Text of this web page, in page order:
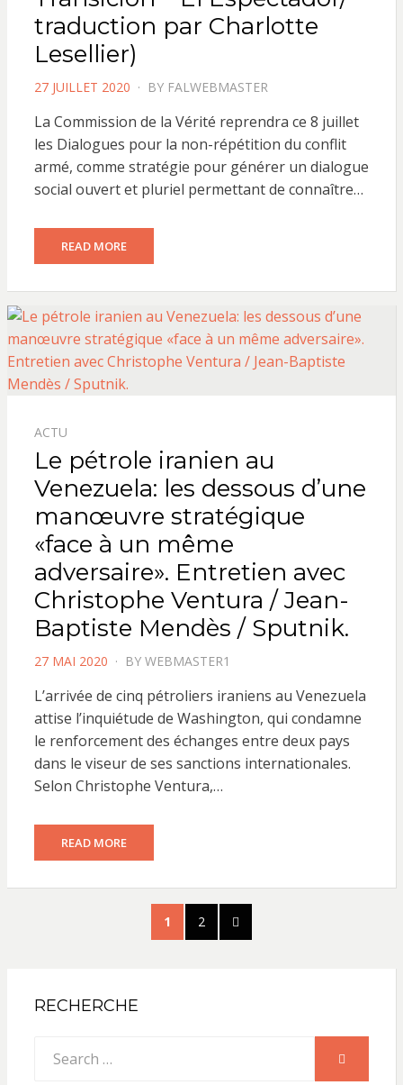
traduction par Charlotte
Lesellier)
POSTED
27 JUILLET 2020 BY FALWEBMASTER
La Commission de la Vérité reprendra ce 8 juillet
les Dialogues pour la non-répétition du conflit
armé, comme stratégie pour générer un dialogue
social ouvert et pluriel permettant de connaître…
READ MORE
ACTU
Le pétrole iranien au
Venezuela: les dessous d’une
manœuvre stratégique
«face à un même
adversaire». Entretien avec
Christophe Ventura / Jean-
Baptiste Mendès / Sputnik.
POSTED
27 MAI 2020 BY WEBMASTER1
L’arrivée de cinq pétroliers iraniens au Venezuela
attise l’inquiétude de Washington, qui condamne
le renforcement des échanges entre deux pays
dans le viseur de ses sanctions internationales.
Selon Christophe Ventura,…
READ MORE
PAGE
1 PAGE
2
NEXT
PAGE
RECHERCHE
for:
SEARCH